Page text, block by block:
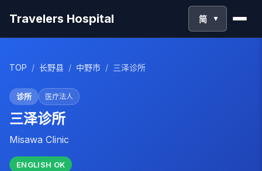
Travelers Hospital 简 ▼
TOP / 长野县 / 中野市 / 三泽诊所
诊所 医疗法人
三泽诊所
Misawa Clinic
ENGLISH OK